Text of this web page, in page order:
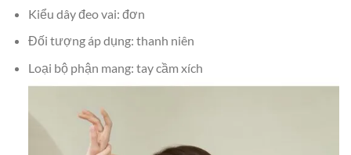
Kiểu dây đeo vai: đơn
Đối tượng áp dụng: thanh niên
Loại bộ phận mang: tay cầm xích